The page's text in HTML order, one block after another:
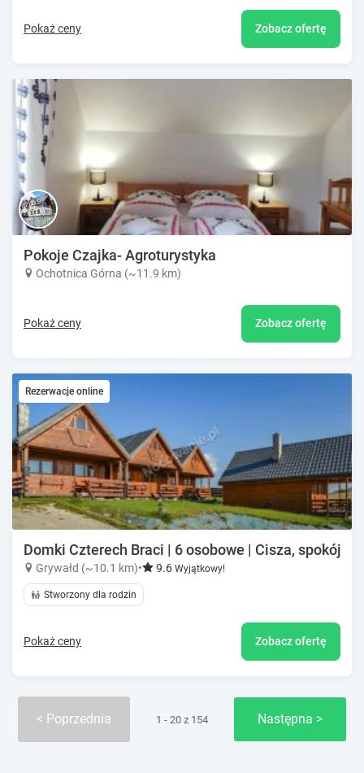
Pokaż ceny Zobacz ofertę
Pokoje Czajka- Agroturystyka
Ochotnica Górna (~11.9 km)
Pokaż ceny Zobacz ofertę
Rezerwacje online
Domki Czterech Braci | 6 osobowe | Cisza, spokój,
Grywałd (~10.1 km)• 9.6 Wyjątkowy!
Stworzony dla rodzin
Pokaż ceny Zobacz ofertę
Poprzednia 1 - 20 z 154 Następna